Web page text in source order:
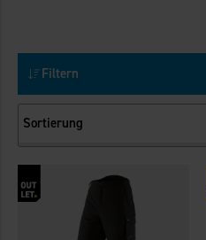
Filtern
Sortierung